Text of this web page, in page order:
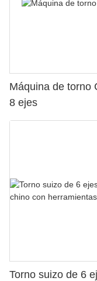
Máquina de torno
8 ejes
Torno suizo de 6